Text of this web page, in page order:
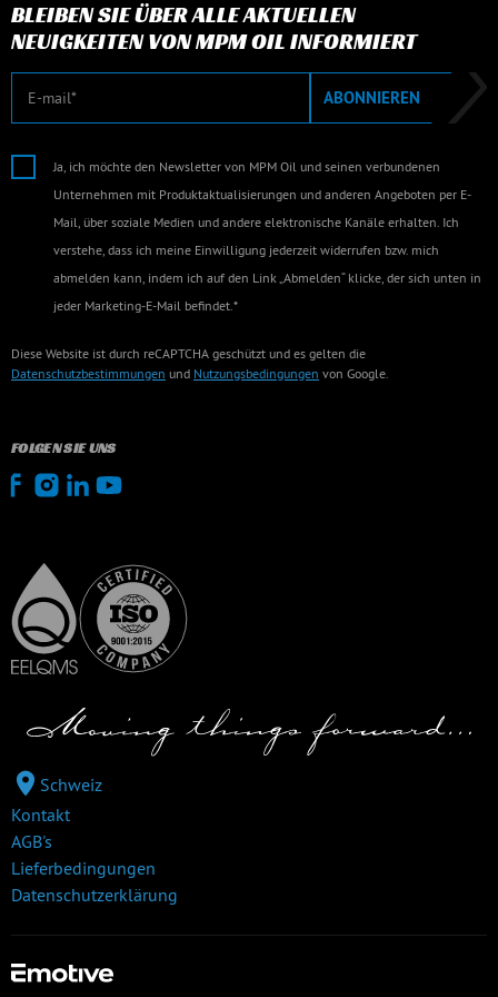
BLEIBEN SIE ÜBER ALLE AKTUELLEN
NEUIGKEITEN VON MPM OIL INFORMIERT
E-Mail ABONNIEREN
Ja, ich möchte den Newsletter von MPM Oil und seinen verbundenen
Unternehmen mit Produktaktualisierungen und anderen Angeboten per E-
Mail, über soziale Medien und andere elektronische Kanäle erhalten. Ich
verstehe, dass ich meine Einwilligung jederzeit widerrufen bzw. mich
abmelden kann, indem ich auf den Link „Abmelden“ klicke, der sich unten in
jeder Marketing-E-Mail befindet.*
Diese Website ist durch reCAPTCHA geschützt und es gelten die
Datenschutzbestimmungen und Nutzungsbedingungen von Google.
FOLGEN SIE UNS
Schweiz
Kontakt
AGB's
Lieferbedingungen
Datenschutzerklärung